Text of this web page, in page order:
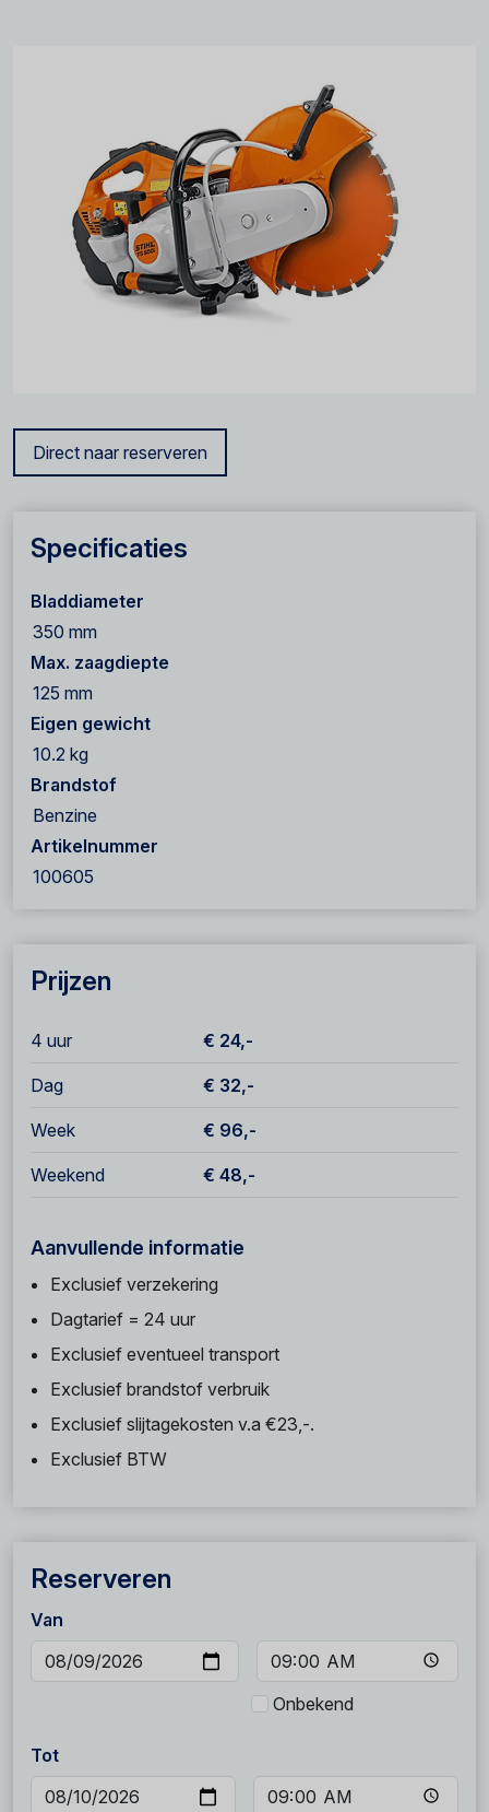
Direct naar reserveren
Specificaties
Bladdiameter
350 mm
Max. zaagdiepte
125 mm
Eigen gewicht
10.2 kg
Brandstof
Benzine
Artikelnummer
100605
Prijzen
4 uur € 24,-
Dag € 32,-
Week € 96,-
Weekend € 48,-
Aanvullende informatie
Exclusief verzekering
Dagtarief = 24 uur
Exclusief eventueel transport
Exclusief brandstof verbruik
Exclusief slijtagekosten v.a €23,-.
Exclusief BTW
Reserveren
Van
Onbekend
Tot